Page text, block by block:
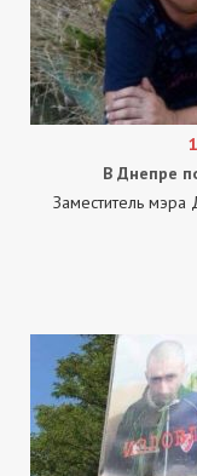
В Днепре
Заместитель